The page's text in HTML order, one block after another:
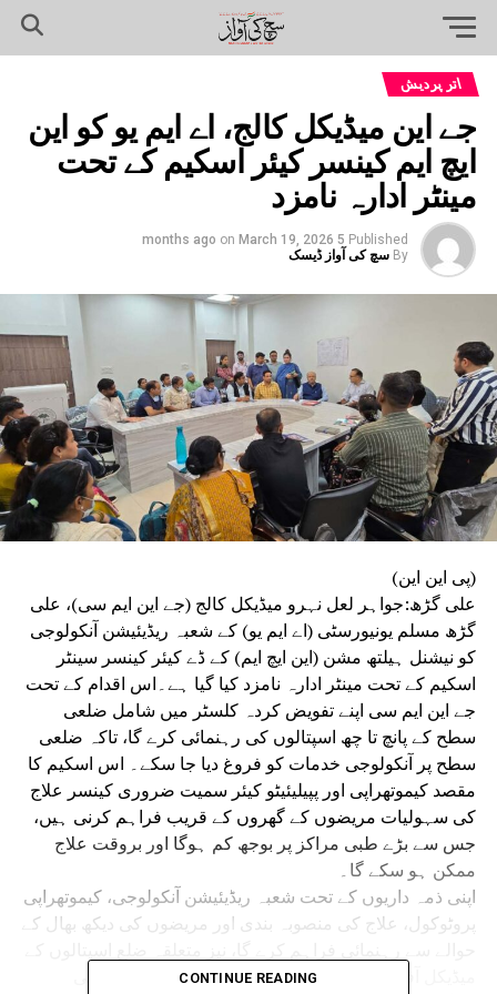
اتر پردیش
جے این میڈیکل کالج، اے ایم یو کو این
ایچ ایم کینسر کیئر اسکیم کے تحت
مینٹر ادارہ نامزد
Published
5 months ago
on March 19, 2026
By سچ کی آواز ڈیسک
(پی این این)
علی گڑھ:جواہر لعل نہرو میڈیکل کالج (جے این ایم سی)، علی
گڑھ مسلم یونیورسٹی (اے ایم یو) کے شعبہ ریڈیئیشن آنکولوجی
کو نیشنل ہیلتھ مشن (این ایچ ایم) کے ڈے کیئر کینسر سینٹر
اسکیم کے تحت مینٹر ادارہ نامزد کیا گیا ہے۔اس اقدام کے تحت
جے این ایم سی اپنے تفویض کردہ کلسٹر میں شامل ضلعی
سطح کے پانچ تا چھ اسپتالوں کی رہنمائی کرے گا، تاکہ ضلعی
سطح پر آنکولوجی خدمات کو فروغ دیا جا سکے۔ اس اسکیم کا
مقصد کیموتھراپی اور پپیلیئیٹو کیئر سمیت ضروری کینسر علاج
کی سہولیات مریضوں کے گھروں کے قریب فراہم کرنی ہیں،
جس سے بڑے طبی مراکز پر بوجھ کم ہوگا اور بروقت علاج
ممکن ہو سکے گا۔
اپنی ذمہ داریوں کے تحت شعبہ ریڈیئیشن آنکولوجی، کیموتھراپی
پروٹوکول، علاج کی منصوبہ بندی اور مریضوں کی دیکھ بھال کے
میڈیکل آفیسرز اور نرسنگ عملے کے لیے خصوصی تربیتی
CONTINUE READING